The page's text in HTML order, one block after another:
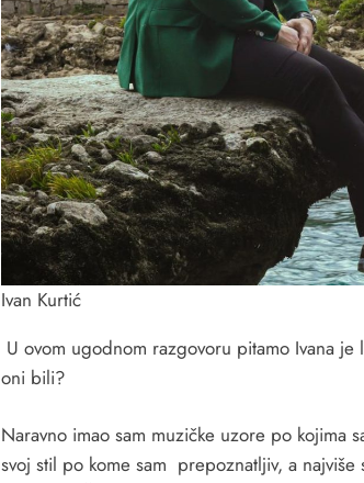
Ivan Kurtić
U ovom ugodnom razgovoru pitamo Ivana
oni bili?
Naravno imao sam muzičke uzore po kojima
svoj stil po kome sam prepoznatljiv, a najviše